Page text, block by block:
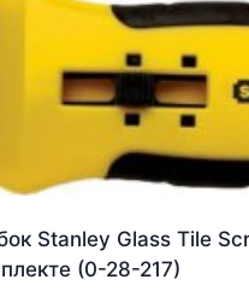
Stanley Glass Tile
(0-28-217)